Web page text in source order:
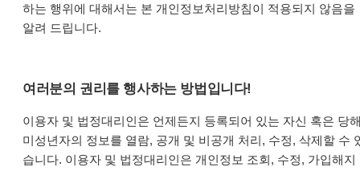
하는 행위에 대해서는 본 개인정보처리방침이 적용되지 않음을
알려 드립니다.
여러분의 권리를 행사하는 방법입니다!
이용자 및 법정대리인은 언제든지 등록되어 있는 자신 혹은 당
미성년자의 정보를 열람, 공개 및 비공개 처리, 수정, 삭제할 수
습니다. 이용자 및 법정대리인은 개인정보 조회, 수정, 가입해지